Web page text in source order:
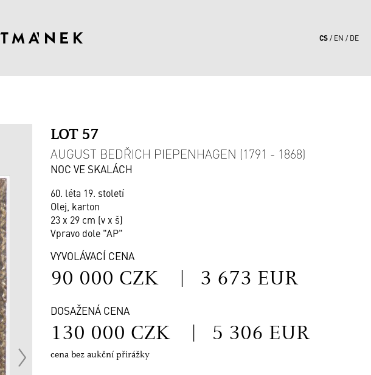
CS EN DE
LOT 57
AUGUST BEDŘICH PIEPENHAGEN (1791 - 1868)
NOC VE SKALÁCH
60. léta 19. století
Olej, karton
23 x 29 cm (v x š)
Vpravo dole "AP"
VYVOLÁVACÍ CENA
90 000 CZK | 3 673 EUR
DOSAŽENÁ CENA
130 000 CZK | 5 306 EUR
cena bez aukční přirážky